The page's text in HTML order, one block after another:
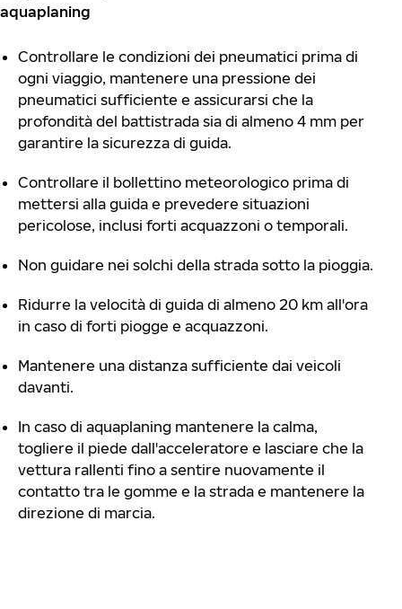
aquaplaning
Controllare le condizioni dei pneumatici prima di
ogni viaggio, mantenere una pressione dei
pneumatici sufficiente e assicurarsi che la
profondità del battistrada sia di almeno 4 mm per
garantire la sicurezza di guida.
Controllare il bollettino meteorologico prima di
mettersi alla guida e prevedere situazioni
pericolose, inclusi forti acquazzoni o temporali.
Non guidare nei solchi della strada sotto la pioggia.
Ridurre la velocità di guida di almeno 20 km all'ora
in caso di forti piogge e acquazzoni.
Mantenere una distanza sufficiente dai veicoli
davanti.
In caso di aquaplaning mantenere la calma,
togliere il piede dall'acceleratore e lasciare che la
vettura rallenti fino a sentire nuovamente il
contatto tra le gomme e la strada e mantenere la
direzione di marcia.